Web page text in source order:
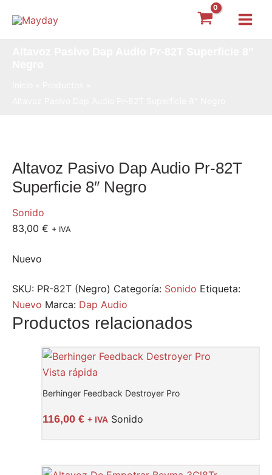
Main
Altavoz Pasivo Dap Audio Pr-82T
Superficie 8″ Negro
Sonido
83,00 € + IVA
Nuevo
SKU: PR-82T (Negro) Categoría: Sonido Etiqueta:
Nuevo Marca: Dap Audio
Productos relacionados
Vista rápida
Berhinger Feedback Destroyer Pro
116,00 € + IVA Sonido